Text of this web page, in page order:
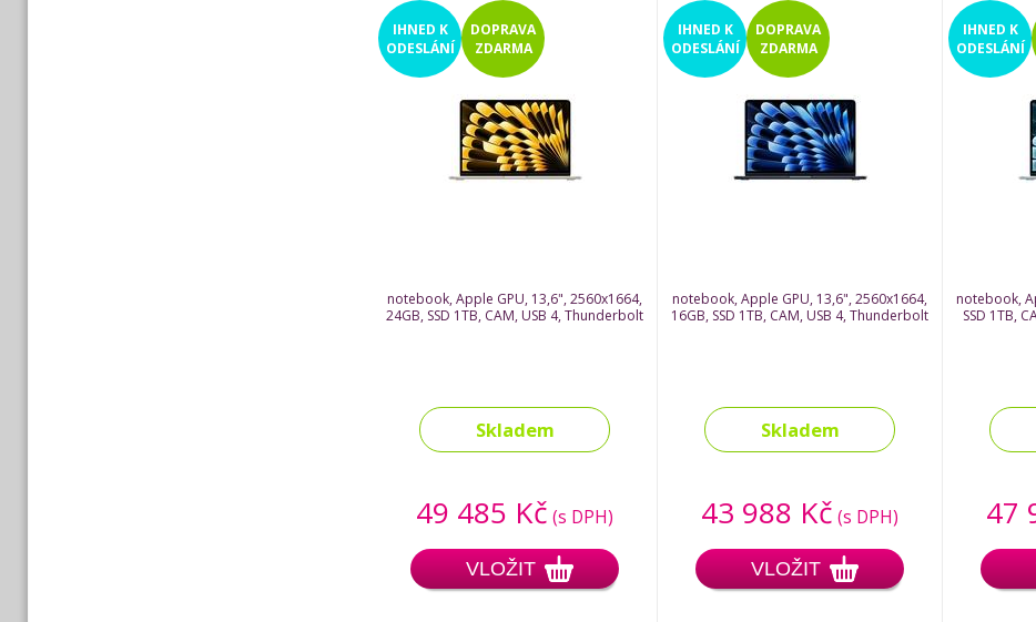
notebook, Apple GPU, 13,6", 2560x1664,
24GB, SSD 1TB, CAM, USB 4, Thunderbolt
IHNED K
ODESLÁNÍ
DOPRAVA
ZDARMA
Skladem
49 485 Kč (s DPH)
VLOŽIT
notebook, Apple GPU, 13,6", 2560x1664,
16GB, SSD 1TB, CAM, USB 4, Thunderbolt
IHNED K
ODESLÁNÍ
DOPRAVA
ZDARMA
Skladem
43 988 Kč (s DPH)
VLOŽIT
notebook,
SSD 1TB,
IHNED K
ODESLÁNÍ
47